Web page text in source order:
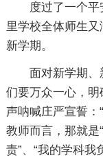
度过了一个
里学校全体师生
新学期。
面对新学期
们要万众一心，
声呐喊庄严宣誓：
教师而言，那就是
责”、“我的学科我